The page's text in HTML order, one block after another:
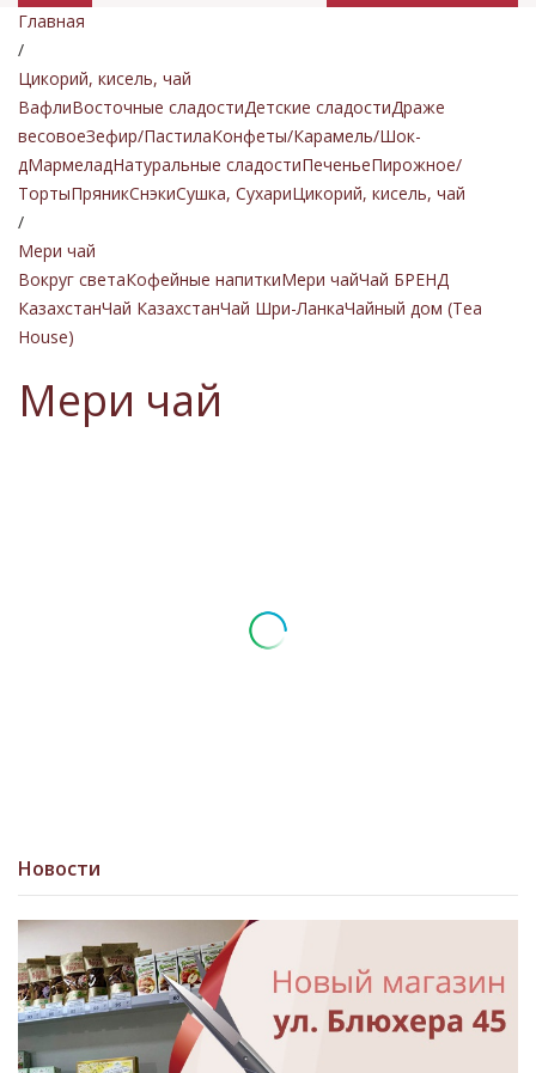
Промо товары
Главная
/
Цикорий, кисель, чай
ВафлиВосточные сладостиДетские сладостиДраже
весовоеЗефир/ПастилаКонфеты/Карамель/Шок-
дМармеладНатуральные сладостиПеченьеПирожное/
ТортыПряникСнэкиСушка, СухариЦикорий, кисель, чай
/
Мери чай
Вокруг светаКофейные напиткиМери чайЧай БРЕНД
КазахстанЧай КазахстанЧай Шри-ЛанкаЧайный дом (Tea
House)
Мери чай
Новости